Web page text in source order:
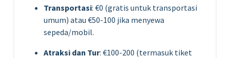
Transportasi: €0 (gratis untuk transportasi
umum) atau €50-100 jika menyewa
sepeda/mobil.
Atraksi dan Tur: €100-200 (termasuk tiket